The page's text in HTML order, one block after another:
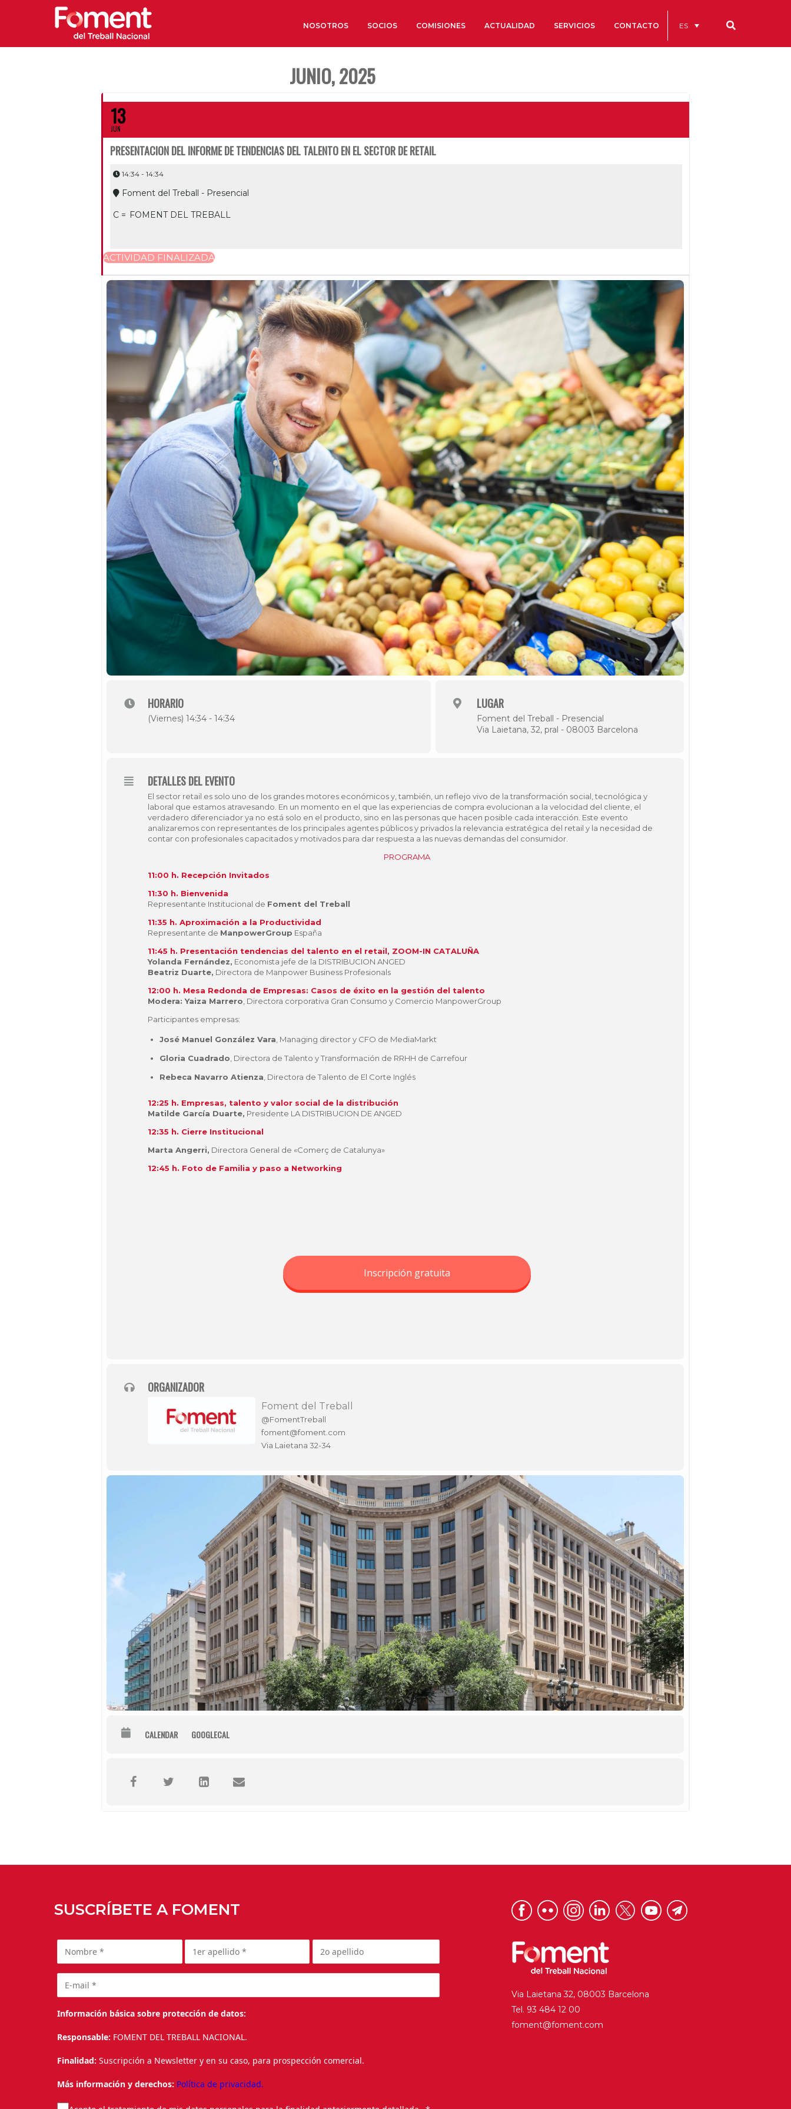
NOSOTROS
Institut d’Estudis Estratègics
Historia
Galería de Presidentes
Biblioteca Archivo
Sede Social
SOCIOS COMISIONES ACTUALIDAD SERVICIOS CONTACTO ES
JUNIO, 2025
13
JUN
PRESENTACION DEL INFORME DE TENDENCIAS DEL TALENTO EN EL SECTOR DE RETAIL
14:34 - 14:34
Foment del Treball - Presencial
C = FOMENT DEL TREBALL
ACTIVIDAD FINALIZADA
HORARIO
(Viernes) 14:34 - 14:34
LUGAR
Foment del Treball - Presencial
Via Laietana, 32, pral - 08003 Barcelona
DETALLES DEL EVENTO
El sector retail es solo uno de los grandes motores económicos y, también, un reflejo vivo de la transformación social, tecnológica y
laboral que estamos atravesando. En un momento en el que las experiencias de compra evolucionan a la velocidad del cliente, el
verdadero diferenciador ya no está solo en el producto, sino en las personas que hacen posible cada interacción. Este evento
analizaremos con representantes de los principales agentes públicos y privados la relevancia estratégica del retail y la necesidad de
contar con profesionales capacitados y motivados para dar respuesta a las nuevas demandas del consumidor.
PROGRAMA
11:00 h. Recepción Invitados
11:30 h. Bienvenida
Representante Institucional de Foment del Treball
11:35 h. Aproximación a la Productividad
Representante de ManpowerGroup España
11:45 h. Presentación tendencias del talento en el retail, ZOOM-IN CATALUÑA
Yolanda Fernández, Economista jefe de la DISTRIBUCION ANGED
Beatriz Duarte, Directora de Manpower Business Profesionals
12:00 h. Mesa Redonda de Empresas: Casos de éxito en la gestión del talento
Modera: Yaiza Marrero , Directora corporativa Gran Consumo y Comercio ManpowerGroup
Participantes empresas:
José Manuel González Vara , Managing director y CFO de MediaMarkt
Gloria Cuadrado , Directora de Talento y Transformación de RRHH de Carrefour
Rebeca Navarro Atienza , Directora de Talento de El Corte Inglés
12:25 h. Empresas, talento y valor social de la distribución
Matilde García Duarte, Presidente LA DISTRIBUCION DE ANGED
12:35 h. Cierre Institucional
Marta Angerri, Directora General de «Comerç de Catalunya»
12:45 h. Foto de Familia y paso a Networking
Inscripción gratuita
ORGANIZADOR
Foment del Treball
@FomentTreball
foment@foment.com
Via Laietana 32-34
CALENDAR GOOGLECAL
SUSCRÍBETE A FOMENT
Información básica sobre protección de datos:
Responsable: FOMENT DEL TREBALL NACIONAL.
Finalidad: Suscripción a Newsletter y en su caso, para prospección comercial.
Más información y derechos: Política de privacidad.
Via Laietana 32, 08003 Barcelona
Tel. 93 484 12 00
foment@foment.com